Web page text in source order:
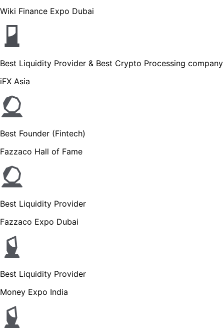
Wiki Finance Expo Dubai
Best Liquidity Provider & Best Crypto Processing company
iFX Asia
Best Founder (Fintech)
Fazzaco Hall of Fame
Best Liquidity Provider
Fazzaco Expo Dubai
Best Liquidity Provider
Money Expo India